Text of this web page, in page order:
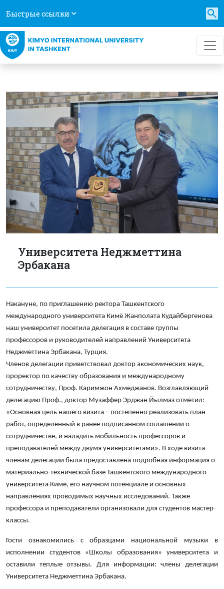
Быстрые ссылки
Университета Неджметтина
Эрбакана
Накануне, по приглашению ректора Ташкентского
международного университета Кимё Жанполата Кудайбергенова
наш университет посетила делегация в составе группы
профессоров и руководителей направлений Университета
Неджметтина Эрбакана, Турция.
Членов делегации приветствовал доктор экономических наук,
проректор по качеству образования и международному
сотрудничеству, Проф. Каримжон Ахмеджанов. Возглавляющий
делегацию Проф., доктор Музаффер Эрджан Йылмаз отметил:
«Основная цель нашего визита – постепенно реализовать план
работ, определенный в ранее подписанном соглашении о
сотрудничестве, и наладить мобильность профессоров и
преподавателей между двумя университетами». В ходе визита
членам делегации была предоставлена ​​подробная информация о
материально-технической базе Ташкентского международного
университета Кимё, его научном потенциале и основных
направлениях проводимых научных исследований. Также
профессора и преподаватели организовали для студентов мастер-
классы.
Гости ознакомились с образцами национальной музыки в
исполнении студентов «Школы образования» университета и
оставили теплые отзывы. Для информации: члены делегации
Университета Неджметтина Эрбакана.